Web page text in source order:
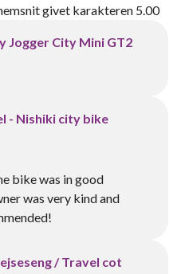
givet karakteren 5.00
Jogger City Mini GT2
- Nishiki city bike
bike was in good
was very kind and
/ Travel cot